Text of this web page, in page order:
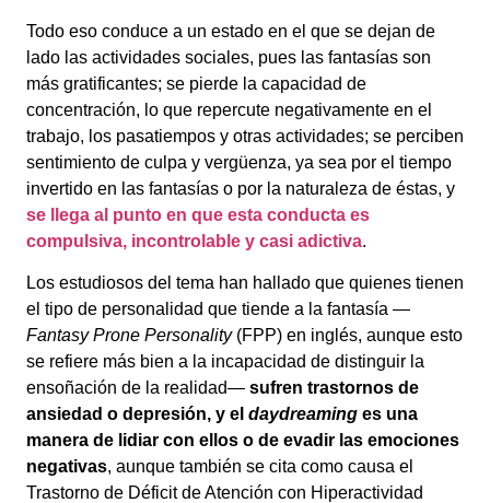
Todo eso conduce a un estado en el que se dejan de
lado las actividades sociales, pues las fantasías son
más gratificantes; se pierde la capacidad de
concentración, lo que repercute negativamente en el
trabajo, los pasatiempos y otras actividades; se perciben
sentimiento de culpa y vergüenza, ya sea por el tiempo
invertido en las fantasías o por la naturaleza de éstas, y
se llega al punto en que esta conducta es
compulsiva, incontrolable y casi adictiva.
Los estudiosos del tema han hallado que quienes tienen
el tipo de personalidad que tiende a la fantasía —
Fantasy Prone Personality(FPP) en inglés, aunque esto
se refiere más bien a la incapacidad de distinguir la
ensoñación de la realidad— sufren trastornos de
ansiedad o depresión, y el daydreaming es una
manera de lidiar con ellos o de evadir las emociones
negativas, aunque también se cita como causa el
Trastorno de Déficit de Atención con Hiperactividad